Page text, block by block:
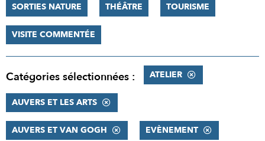
SORTIES NATURE THÉÂTRE TOURISME
VISITE COMMENTÉE
Catégories sélectionnées : ATELIER
AUVERS ET LES ARTS
AUVERS ET VAN GOGH EVÈNEMENT